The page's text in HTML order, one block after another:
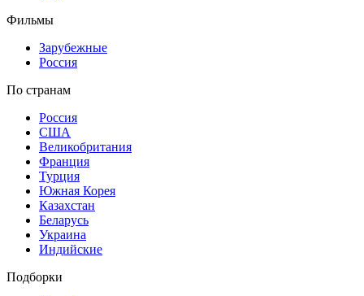
Фильмы
Зарубежные
Россия
По странам
Россия
США
Великобритания
Франция
Турция
Южная Корея
Казахстан
Беларусь
Украина
Индийские
Подборки